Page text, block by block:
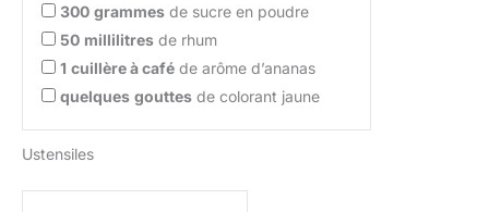
300 grammes de sucre en poudre
50 millilitres de rhum
1 cuillère à café de arôme d’ananas
quelques gouttes de colorant jaune
Ustensiles